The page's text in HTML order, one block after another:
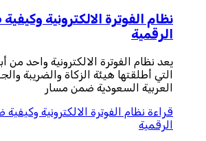
نظام الفوترة الالكترونية
الرقمية
يعد نظام الفوترة الالكترونية واحد من
التي أطلقتها هيئة الزكاة والضريبة
العربية السعودية ضمن مسار
قراءة نظام الفوترة الالكترونية
الرقمية